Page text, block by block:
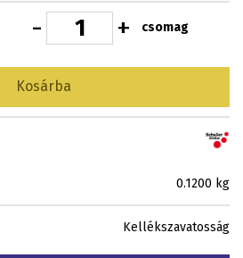
- + csomag
Kosárba
0.1200 kg
Kellékszavatosság